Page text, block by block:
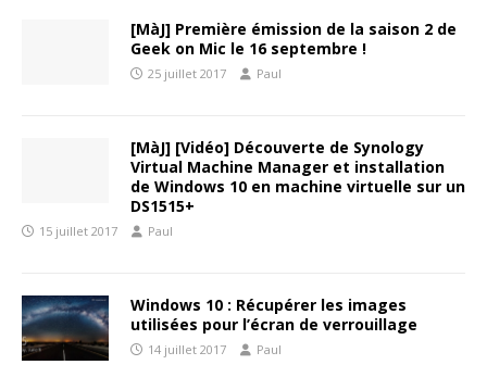
[MàJ] Première émission de la saison 2 de
Geek on Mic le 16 septembre !
25 juillet 2017 Paul
[MàJ] [Vidéo] Découverte de Synology
Virtual Machine Manager et installation
de Windows 10 en machine virtuelle sur un
DS1515+
15 juillet 2017 Paul
Windows 10 : Récupérer les images
utilisées pour l’écran de verrouillage
14 juillet 2017 Paul